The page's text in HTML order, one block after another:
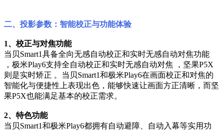
二、投影参数：智能校正与功能体验
1、校正与对焦功能
当贝Smart1具备全向无感自动校正和实时无感自动对焦功能
，极米Play6支持全自动校正和实时无感自动对焦 ，坚果P5X
则是实时矫正 。当贝Smart1和极米Play6在画面校正和对焦的
智能化与便捷性上表现出色，能够快速让画面方正清晰，而坚
果P5X也能满足基本的校正需求。
2、特色功能
当贝Smart1和极米Play6都拥有自动避障、自动入幕等实用功